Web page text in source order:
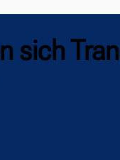
sich